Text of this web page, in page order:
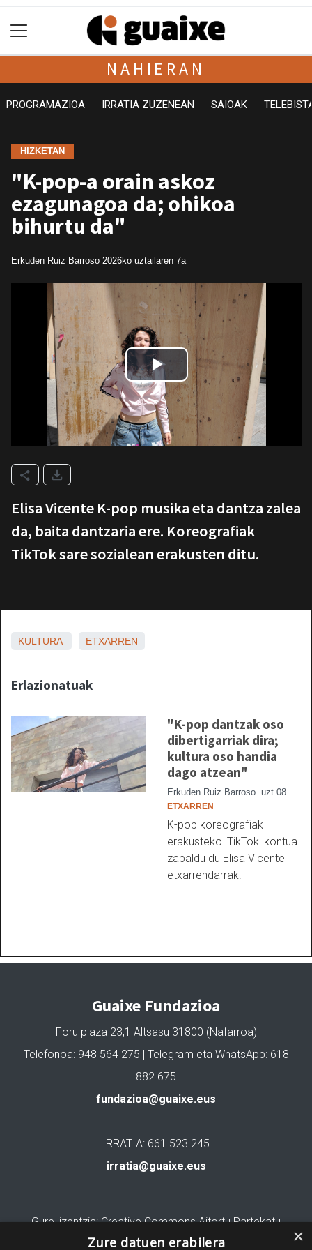
NAHIERAN
PROGRAMAZIOA IRRATIA ZUZENEAN SAIOAK
HIZKETAN
"K-pop-a orain askoz
ezagunagoa da; ohikoa
bihurtu da"
Erkuden Ruiz Barroso 2026ko uztailaren 7a
Elisa Vicente K-pop musika eta dantza zalea
da, baita dantzaria ere. Koreografiak
TikTok sare sozialean erakusten ditu.
KULTURA ETXARREN
Erlazionatuak
"K-pop dantzak oso
dibertigarriak dira;
kultura oso handia
dago atzean"
Erkuden Ruiz Barroso uzt 08
ETXARREN
K-pop koreografiak
erakusteko 'TikTok' kontua
zabaldu du Elisa Vicente
etxarrendarrak.
Guaixe Fundazioa
Foru plaza 23,1 Altsasu 31800 (Nafarroa)
Telefonoa: 948 564 275 | Telegram eta WhatsApp: 618
882 675
fundazioa@guaixe.eus
IRRATIA: 661 523 245
irratia@guaixe.eus
Gure lizentzia: Creative Commons Aitortu Partekatu
×
Zure datuen erabilera